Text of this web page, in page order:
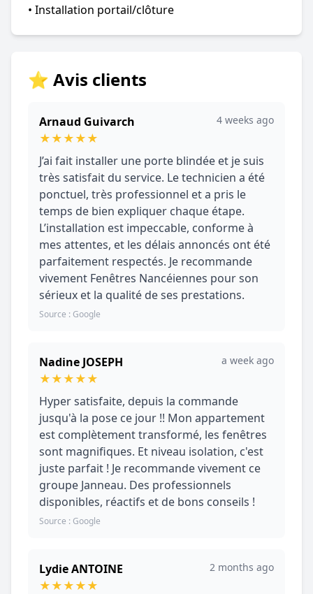
• Installation portail/clôture
⭐ Avis clients
Arnaud Guivarch
★★★★★
4 weeks ago
J’ai fait installer une porte blindée et je suis
très satisfait du service. Le technicien a été
ponctuel, très professionnel et a pris le
temps de bien expliquer chaque étape.
L’installation est impeccable, conforme à
mes attentes, et les délais annoncés ont été
parfaitement respectés. Je recommande
vivement Fenêtres Nancéiennes pour son
sérieux et la qualité de ses prestations.
Source : Google
Nadine JOSEPH
★★★★★
a week ago
Hyper satisfaite, depuis la commande
jusqu'à la pose ce jour !! Mon appartement
est complètement transformé, les fenêtres
sont magnifiques. Et niveau isolation, c'est
juste parfait ! Je recommande vivement ce
groupe Janneau. Des professionnels
disponibles, réactifs et de bons conseils !
Source : Google
Lydie ANTOINE
★★★★★
2 months ago